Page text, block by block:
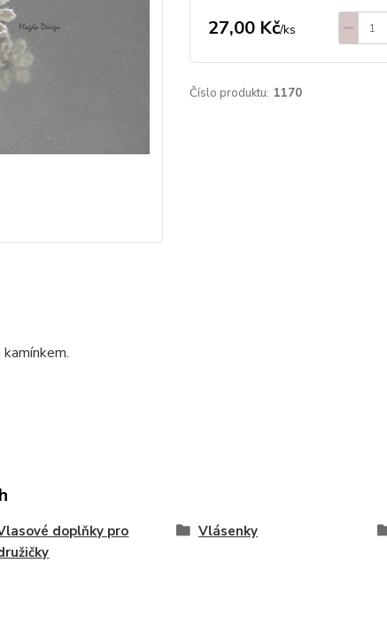
27,00 Kč/ks
Číslo produktu: 1170
doplňky pro
Vlásenky